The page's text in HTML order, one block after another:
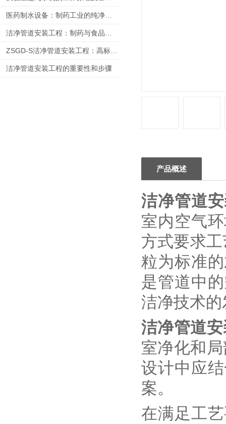
洁净管道安装工程的重要性和步骤
产品概述
洁净管道
室内空气
方式要求
粒为标准
是管道中
洁净技术
洁净管道
室净化和
设计中应
案。
在满足工